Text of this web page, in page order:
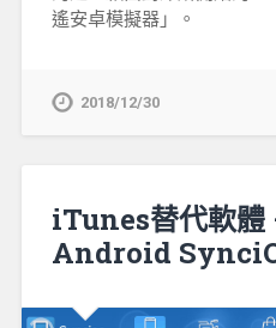
遙安卓模擬器」。
2018/12/30
iTunes替代軟體
Android